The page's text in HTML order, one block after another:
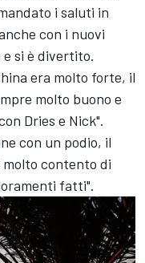
i saluti in
con i nuovi
si è divertito.
era molto forte, il
molto buono e
Dries e Nick".
con un podio, il
molto contento di
fatti".